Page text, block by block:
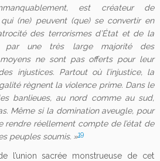
est créateur de
(ne) peuvent (que) se convertir en
des terrorismes d’État et de la
par une très large majorité des
moyens ne sont pas offerts pour leur
injustices. Partout où l’injustice, la
règnent la violence prime. Dans le
banlieues, au nord comme au sud,
Même si la domination aveugle, pour
rendre réellement compte de l’état de
peuples soumis. »19
l’union sacrée monstrueuse de cet